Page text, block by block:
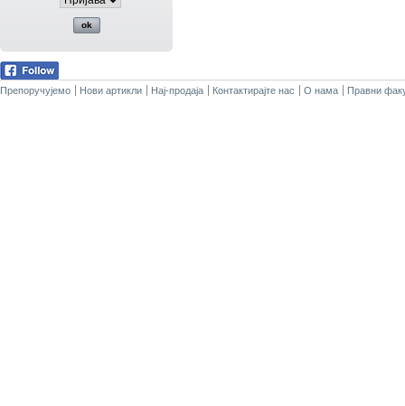
Препоручујемо Нови артикли Нај-продаја Контактирајте нас О нама Правни